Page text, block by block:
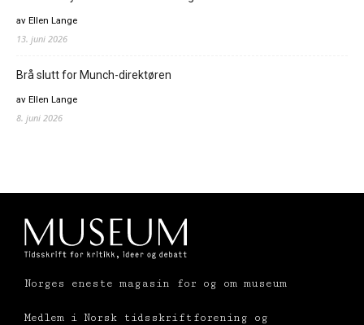
av Ellen Lange
13. juni 2026
Brå slutt for Munch-direktøren
av Ellen Lange
8. juni 2026
Norges eneste magasin for og om museum
Medlem i Norsk tidsskriftforening og